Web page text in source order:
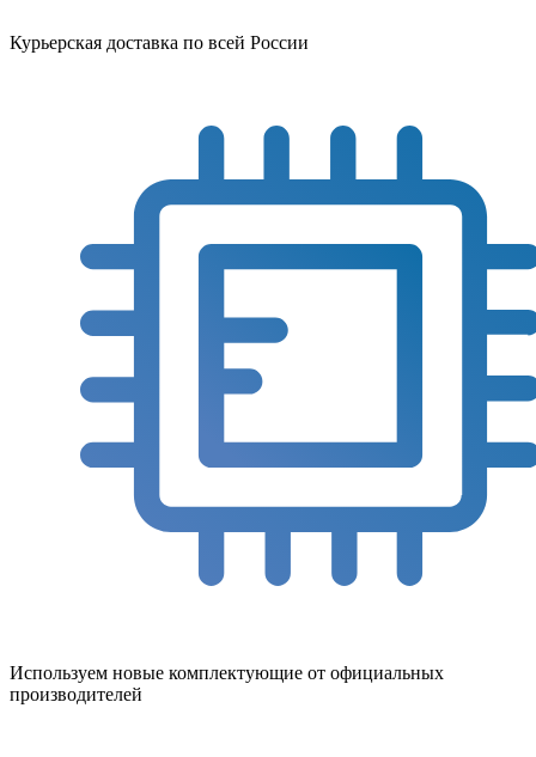
Курьерская доставка по всей России
Используем новые комплектующие от официальных
производителей